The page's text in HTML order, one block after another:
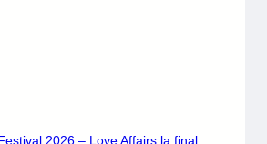
2026 – Love Affairs la final